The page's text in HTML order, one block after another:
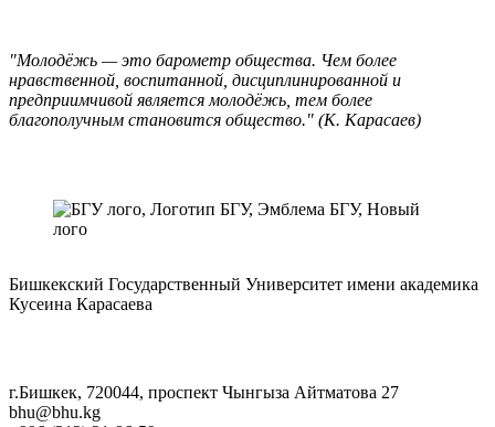
"Молодёжь — это барометр общества. Чем более
нравственной, воспитанной, дисциплинированной и
предприимчивой является молодёжь, тем более
благополучным становится общество." (К. Карасаев)
Бишкекский Государственный Университет имени академика
Кусеина Карасаева
г.Бишкек, 720044, проспект Чынгыза Айтматова 27
bhu@bhu.kg